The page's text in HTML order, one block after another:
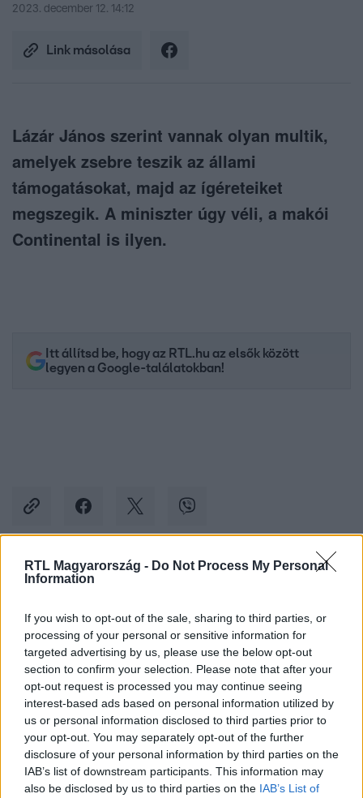
RTL Magyarország - Do Not Process My Personal
Information
If you wish to opt-out of the sale, sharing to third parties, or
processing of your personal or sensitive information for
targeted advertising by us, please use the below opt-out
section to confirm your selection. Please note that after your
opt-out request is processed you may continue seeing
interest-based ads based on personal information utilized by
us or personal information disclosed to third parties prior to
your opt-out. You may separately opt-out of the further
disclosure of your personal information by third parties on the
IAB’s list of downstream participants. This information may
also be disclosed by us to third parties on the IAB’s List of
2023. december 12. 14:12
Link másolása
Lázár János szerint vannak olyan multik,
amelyek zsebre teszik az állami
támogatásokat, majd az ígéreteiket
megszegik. A miniszter úgy véli, a makói
Continental is ilyen.
Itt állítsd be, hogy az RTL.hu az elsők között
legyen a Google-találatokban!
Kövess minket, és értesülj a friss hírekről a
#GAZDASÁG # LÁZÁR JÁNOS #MULTIK
MAKÓ